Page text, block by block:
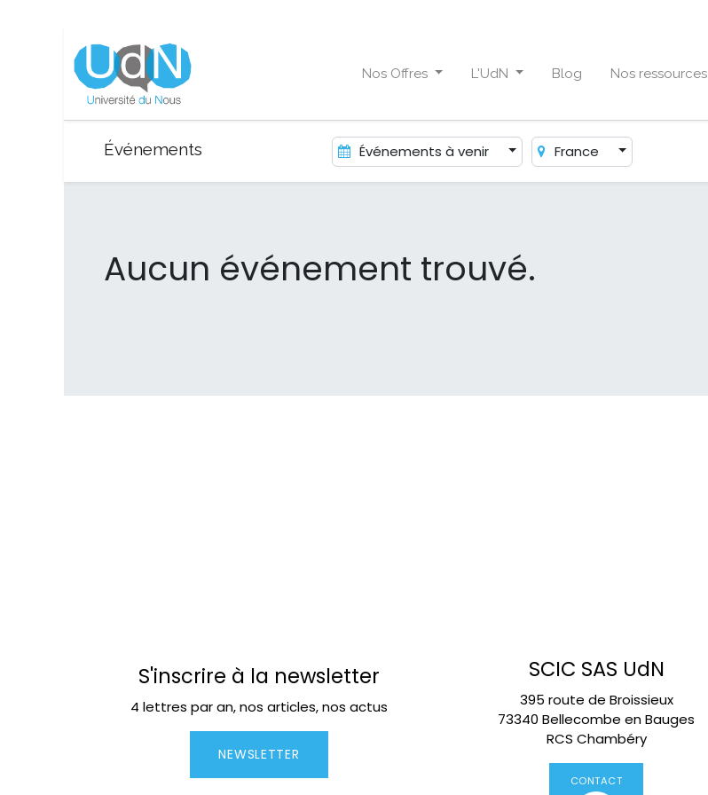
Nos Offres L'UdN Blog Nos ressources
Événements Événements à venir France
Aucun événement trouvé.
S'inscrire à la newsletter
4 lettres par an, nos articles, nos actus
NEWSLETTER
SCIC SAS UdN
395 route de Broissieux
73340 Bellecombe en Bauges
RCS Chambéry
CONTACT